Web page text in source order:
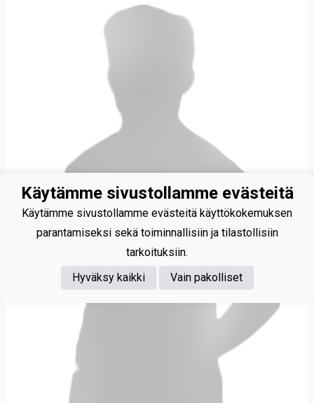
Käytämme sivustollamme evästeitä
Käytämme sivustollamme evästeitä käyttökokemuksen
parantamiseksi sekä toiminnallisiin ja tilastollisiin
tarkoituksiin.
Hyväksy kaikki
Vain pakolliset